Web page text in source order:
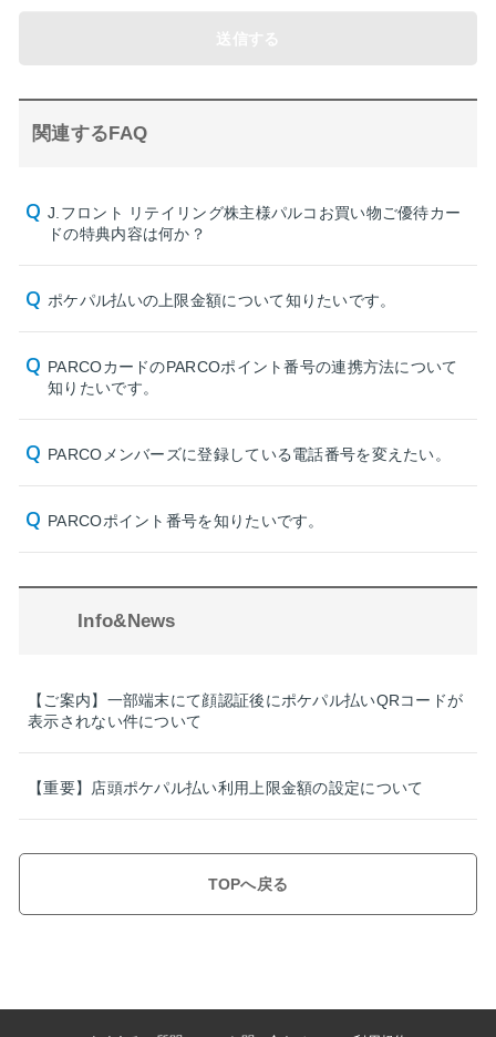
関連するFAQ
J.フロント リテイリング株主様パルコお買い物ご優待カー
ドの特典内容は何か？
ポケパル払いの上限金額について知りたいです。
PARCOカードのPARCOポイント番号の連携方法について
知りたいです。
PARCOメンバーズに登録している電話番号を変えたい。
PARCOポイント番号を知りたいです。
Info&News
【ご案内】一部端末にて顔認証後にポケパル払いQRコードが
表示されない件について
【重要】店頭ポケパル払い利用上限金額の設定について
TOPへ戻る